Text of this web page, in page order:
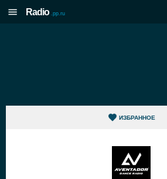
Radio .pp.ru
ИЗБРАННОЕ